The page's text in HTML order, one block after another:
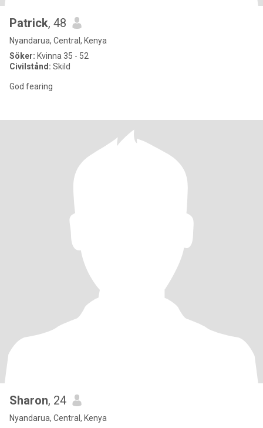
Patrick, 48
Nyandarua, Central, Kenya
Söker: Kvinna 35 - 52
Civilstånd: Skild
God fearing
Sharon, 24
Nyandarua, Central, Kenya